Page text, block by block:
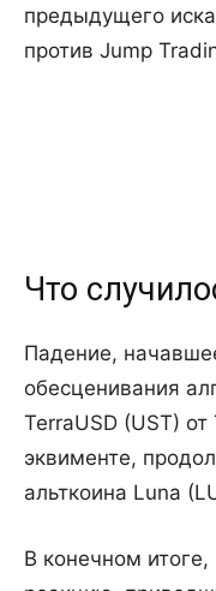
предыдущего
против Jump
Что
Падение,
обесценивания
TerraUSD (UST)
эквименте,
альткоина Luna
В конечном